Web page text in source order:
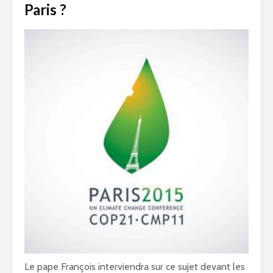
Paris ?
Le pape François interviendra sur ce sujet devant les